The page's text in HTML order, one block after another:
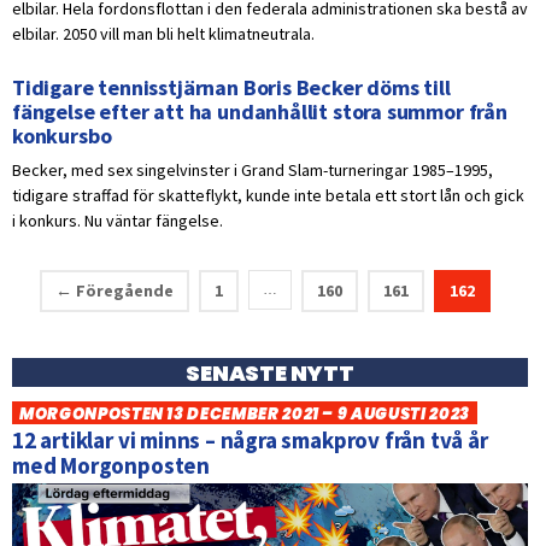
elbilar. Hela fordonsflottan i den federala administrationen ska bestå av
elbilar. 2050 vill man bli helt klimatneutrala.
Tidigare tennisstjärnan Boris Becker döms till
fängelse efter att ha undanhållit stora summor från
konkursbo
Becker, med sex singelvinster i Grand Slam-turneringar 1985–1995,
tidigare straffad för skatteflykt, kunde inte betala ett stort lån och gick
i konkurs. Nu väntar fängelse.
← Föregående 1 … 160 161 162
SENASTE NYTT
MORGONPOSTEN 13 DECEMBER 2021 – 9 AUGUSTI 2023
12 artiklar vi minns – några smakprov från två år
med Morgonposten